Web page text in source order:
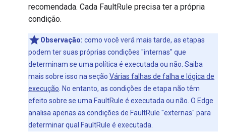
recomendada. Cada FaultRule precisa ter a própria
condição.
Observação: como você verá mais tarde, as etapas
podem ter suas próprias condições "internas" que
determinam se uma política é executada ou não. Saiba
mais sobre isso na seção Várias falhas de falha e lógica de
execução . No entanto, as condições de etapa não têm
efeito sobre se uma FaultRule é executada ou não. O Edge
analisa apenas as condições de FaultRule "externas" para
determinar qual FaultRule é executada.